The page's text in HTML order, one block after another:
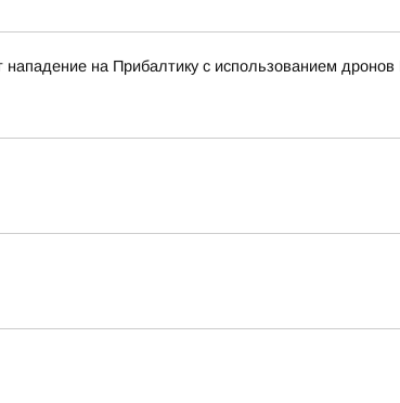
нападение на Прибалтику с использованием